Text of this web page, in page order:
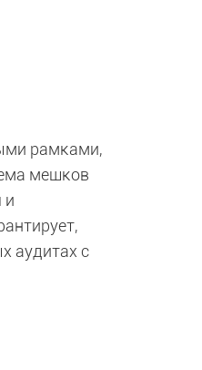
рамками,
мешков
и
аудитах с